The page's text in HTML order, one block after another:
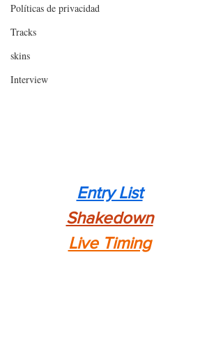
Políticas de privacidad
Tracks
skins
Interview
Entry List
Shakedown
Live Timing